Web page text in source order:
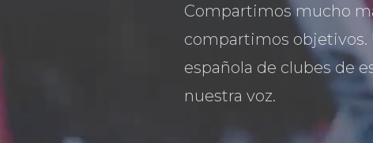
Compartimos mucho
compartimos objetivos.
española de clubes de
nuestra voz.